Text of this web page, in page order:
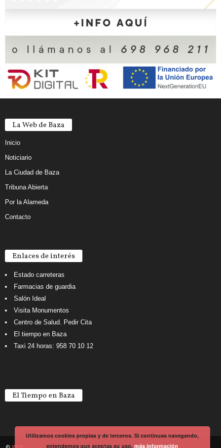
La Web de Baza
Inicio
Noticiario
La Ciudad de Baza
Tribuna Abierta
Por la Alameda
Contacto
Enlaces de interés
Estado carreteras
Farmacias de guardia
Salón Ideal
Visita Monumentos
Centro de Salud. Pedir Cita
El tiempo en Baza
Taxi 24 horas: 958 70 10 12
El Tiempo en Baza
Utilizamos cookies propias y de terceros. Si continuas navegando,
entendemos que aceptas su uso.más información